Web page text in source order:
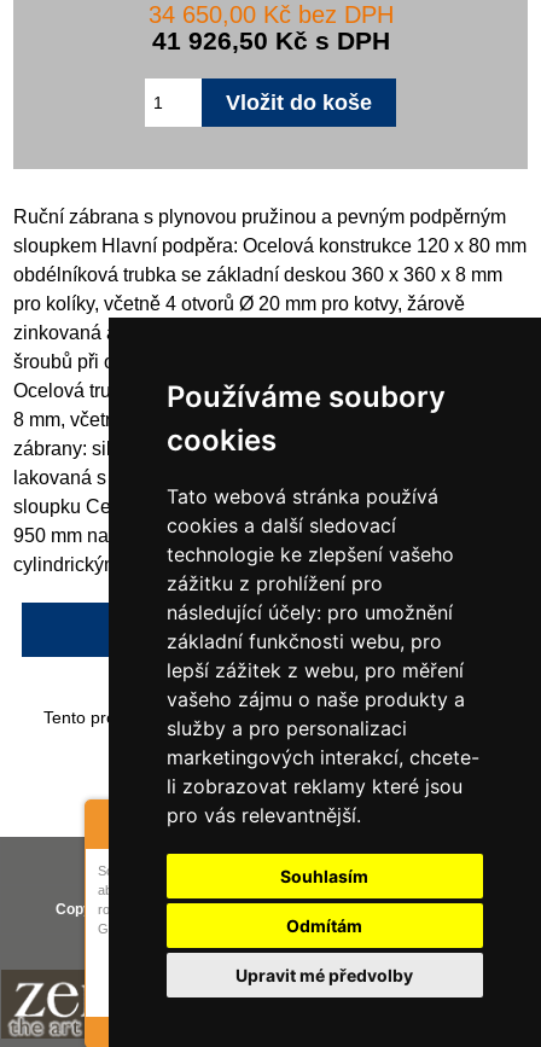
Cookie Control
Soubory cookie používáme k tomu,
abychom vás při příští návštěvě
rozpoznali. Dále používáme službu
Google Analytics.
Cookies jsou
about this tool
Používáme soubory
cookies
Tato webová stránka používá
cookies a další sledovací
technologie ke zlepšení vašeho
zážitku z prohlížení pro
následující účely: pro umožnění
základní funkčnosti webu, pro
lepší zážitek z webu, pro měření
vašeho zájmu o naše produkty a
služby a pro personalizaci
marketingových interakcí, chcete-
li zobrazovat reklamy které jsou
pro vás relevantnější.
Souhlasím
Odmítám
Upravit mé předvolby
34 650,00 Kč bez DPH
41 926,50 Kč s DPH
Ruční zábrana s plynovou pružinou a pevným podpěrným
sloupkem Hlavní podpěra: Ocelová konstrukce 120 x 80 mm
obdélníková trubka se základní deskou 360 x 360 x 8 mm
pro kolíky, včetně 4 otvorů Ø 20 mm pro kotvy, žárově
zinkovaná a červená práškově lakovaná, aretace pomocí
šroubů při otevřené a zavřené závorě Opěrný sloupek:
Ocelová trubka 70 x 70 mm se základní deskou 220 x 220 x
8 mm, včetně 4 otvorů Ø 20 mm pro výložník kotevní
zábrany: silnostěnný Ø 80 mm hliníková trubka, práškově
lakovaná s červenými reflexními proužky Uzávěr na nosném
sloupku Celková šířka: světlá šířka + cca 180 mm výška: cca
950 mm nad zemí, světlá šířka: 4000 mm, s profilovým
cylindrickým zámkem
Napsat recenzi
Tento produkt byl přidán do našeho katalogu dne sobota 31
srpna, 2024.
Vaše IP adresa je: 216.73.217.24
Copyright © 2026 Zen Cart
Aktualizovat nastavení Cookies